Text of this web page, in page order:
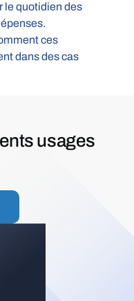
le quotidien des
ces
dans des cas
usages